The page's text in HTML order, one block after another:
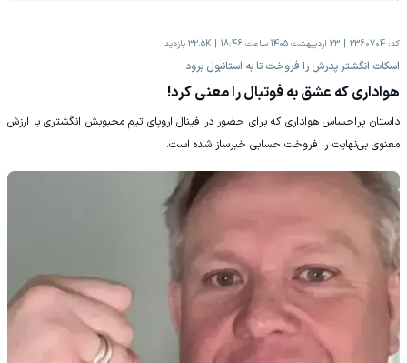
کد: 2360704 23 اردیبهشت 1405 ساعت 18:46 32.5K بازدید
اسکات انگشتر پدرش را فروخت تا به استانبول برود
هواداری که عشق به فوتبال را معنی کرد!
داستان پراحساس هواداری که برای حضور در فینال اروپای تیم محبوبش انگشتری با ارزش
معنوی بی‌نهایت را فروخت حسابی خبرساز شده است.